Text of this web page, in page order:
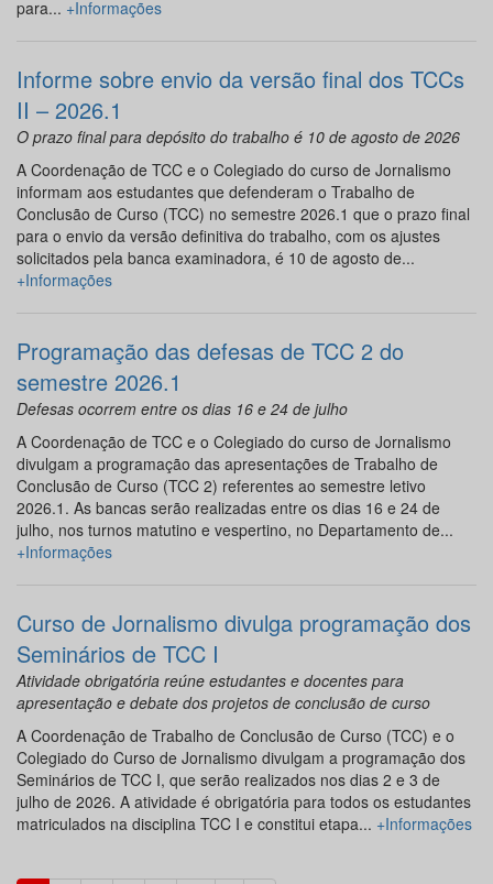
para... +Informações
Informe sobre envio da versão final dos TCCs
II – 2026.1
O prazo final para depósito do trabalho é 10 de agosto de 2026
A Coordenação de TCC e o Colegiado do curso de Jornalismo
informam aos estudantes que defenderam o Trabalho de
Conclusão de Curso (TCC) no semestre 2026.1 que o prazo final
para o envio da versão definitiva do trabalho, com os ajustes
solicitados pela banca examinadora, é 10 de agosto de...
+Informações
Programação das defesas de TCC 2 do
semestre 2026.1
Defesas ocorrem entre os dias 16 e 24 de julho
A Coordenação de TCC e o Colegiado do curso de Jornalismo
divulgam a programação das apresentações de Trabalho de
Conclusão de Curso (TCC 2) referentes ao semestre letivo
2026.1. As bancas serão realizadas entre os dias 16 e 24 de
julho, nos turnos matutino e vespertino, no Departamento de...
+Informações
Curso de Jornalismo divulga programação dos
Seminários de TCC I
Atividade obrigatória reúne estudantes e docentes para
apresentação e debate dos projetos de conclusão de curso
A Coordenação de Trabalho de Conclusão de Curso (TCC) e o
Colegiado do Curso de Jornalismo divulgam a programação dos
Seminários de TCC I, que serão realizados nos dias 2 e 3 de
julho de 2026. A atividade é obrigatória para todos os estudantes
matriculados na disciplina TCC I e constitui etapa... +Informações